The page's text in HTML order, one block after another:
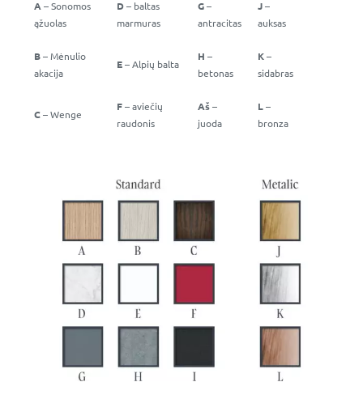
A – Sonomos
ąžuolas
D – baltas
marmuras
G –
antracitas
J –
auksas
B – Mėnulio
akacija
E – Alpių balta
H –
betonas
K –
sidabras
C – Wenge
F – aviečių
raudonis
Aš –
juoda
L –
bronza